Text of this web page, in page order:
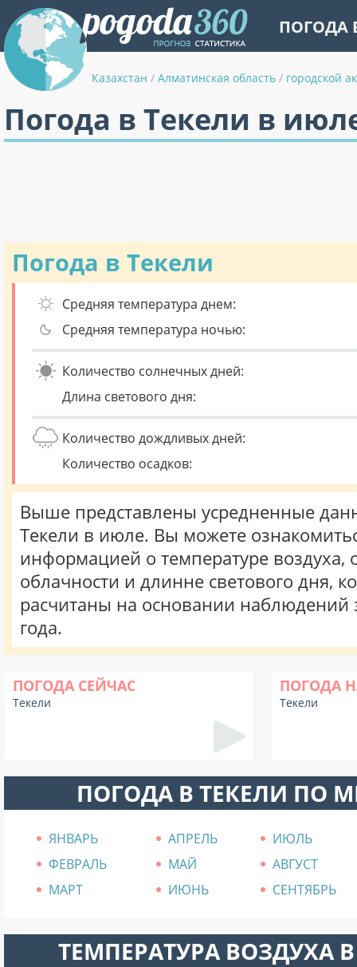
ПОГОДА
Казахстан / Алматинская область / городской
Погода в Текели в
Погода в Текели
Средняя температура днем:
Средняя температура ночью:
Количество солнечных дней:
Длина светового дня:
Количество дождливых дней:
Количество осадков:
Выше представлены усредненные
Текели в июле. Вы можете
информацией о температуре воздуха,
облачности и длинне светового дня,
расчитаны на основании наблюдений
года.
ПОГОДА СЕЙЧАС
Текели
ПОГОДА
Текели
ПОГОДА В ТЕКЕЛИ ПО
ЯНВАРЬ АПРЕЛЬ
ИЮЛЬ
ФЕВРАЛЬ
МАЙ
АВГУСТ
МАРТ
ИЮНЬ СЕНТЯБРЬ
ТЕМПЕРАТУРА ВОЗДУХА